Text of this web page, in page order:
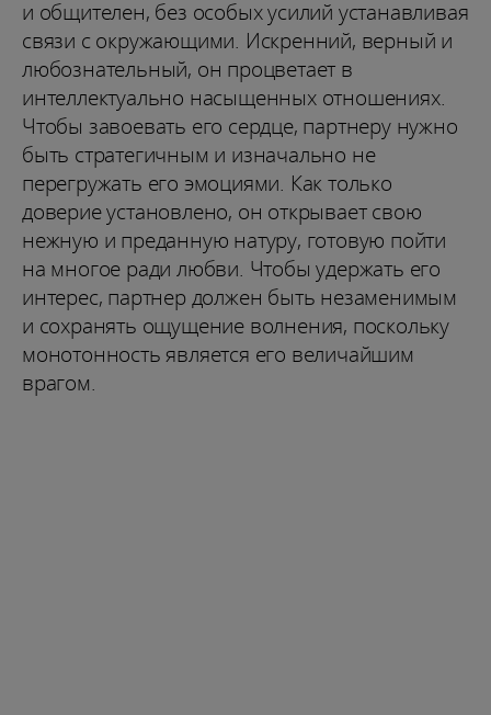
и общителен, без особых усилий устанавливая
связи с окружающими. Искренний, верный и
любознательный, он процветает в
интеллектуально насыщенных отношениях.
Чтобы завоевать его сердце, партнеру нужно
быть стратегичным и изначально не
перегружать его эмоциями. Как только
доверие установлено, он открывает свою
нежную и преданную натуру, готовую пойти
на многое ради любви. Чтобы удержать его
интерес, партнер должен быть незаменимым
и сохранять ощущение волнения, поскольку
монотонность является его величайшим
врагом.